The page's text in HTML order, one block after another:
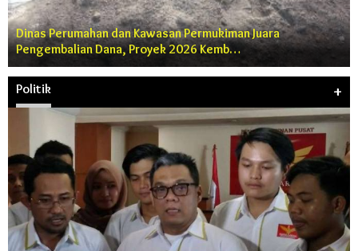
Dinas Perumahan dan Kawasan Permukiman Juara
Pengembalian Dana, Proyek 2026 Kemb…
Politik +